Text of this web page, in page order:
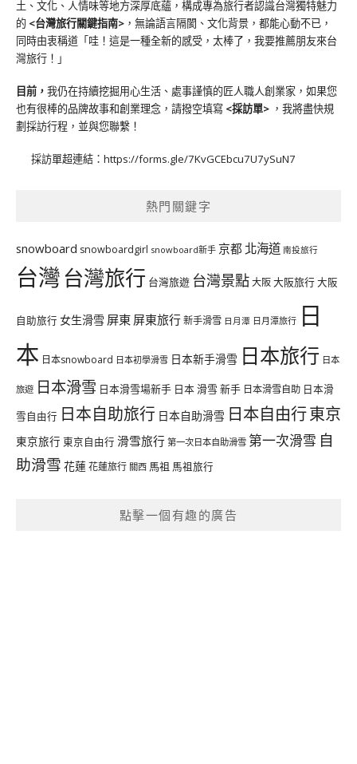
土、文化、人情味等地方深厚底蘊，構成專為旅行者認識台灣獨特魅力
的 <台灣旅行關鍵指南> ，無論語言隔閡、文化背景，都能心動不已，
同時由衷稱道「哇！這是一種全新的感受，太棒了，我要推薦朋友來台
灣旅行！」
目前， 我仍在持續挖掘用心生活、處事謹慎的匠人職人創業家，如果您
也有很棒的品牌故事和創業理念，請撥空填寫 <採訪單> ，我將盡快規
劃採訪行程，並與您聯繫！
採訪單超連結： https://forms.gle/7KvGCEbcu7U7ySuN7
熱門關鍵字
snowboard snowboardgirl snowboard新手 京都 北海道 南投旅行
台灣台灣旅行 台灣旅遊 台灣景點大阪大阪旅行大阪
自助旅行 女生滑雪 屏東 屏東旅行新手滑雪 日月潭 日月潭旅行 日
本 日本snowboard 日本初學滑雪 日本新手滑雪 日本旅行 日本
旅遊 日本滑雪 日本滑雪場新手 日本 滑雪 新手 日本滑雪自助 日本滑
雪自由行 日本自助旅行 日本自助滑雪 日本自由行東京
東京旅行 東京自由行 滑雪旅行 第一次日本自助滑雪 第一次滑雪 自
助滑雪 花蓮花蓮旅行 關西 馬祖 馬祖旅行
點擊一個有趣的廣告